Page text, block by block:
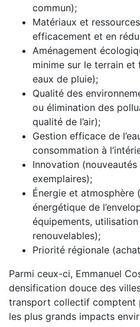
commun);
Matériaux et
efficacement et en
Aménagement
minime sur le terrain et
eaux de pluie);
Qualité des
ou élimination des
qualité de l’air);
Gestion efficace de
consommation à
Innovation
exemplaires);
Énergie et atmosphère
énergétique de
équipements,
renouvelables);
Priorité régionale
Parmi ceux-ci, Emmanuel
densification douce des
transport collectif comptent
les plus grands impacts